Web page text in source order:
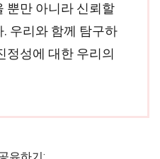
뿐만 아니라 신뢰할
우리와 함께 탐구하
정성에 대한 우리의